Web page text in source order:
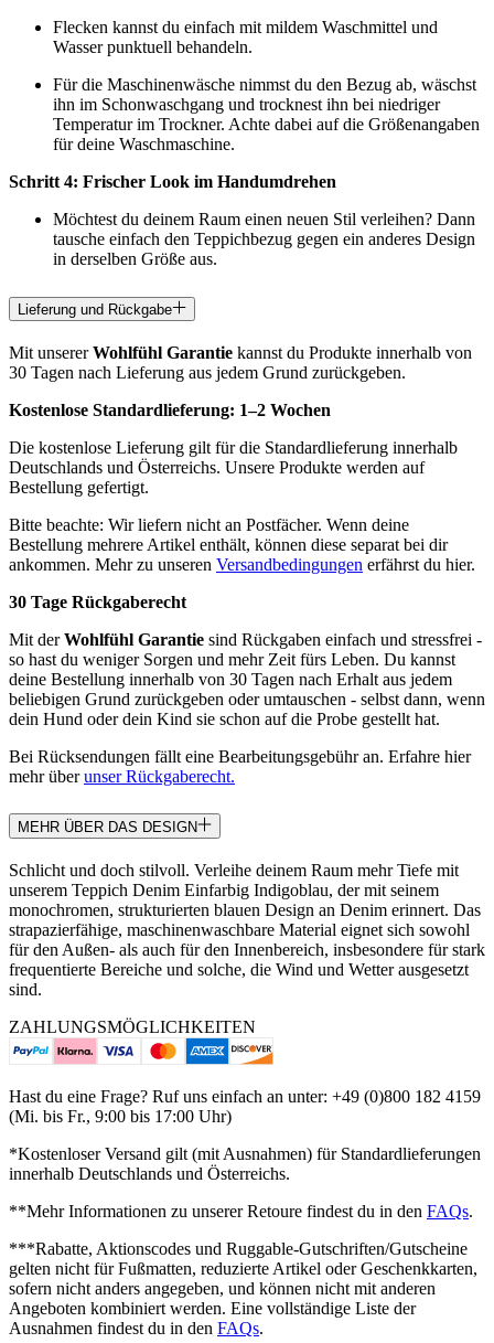
Flecken kannst du einfach mit mildem Waschmittel und
Wasser punktuell behandeln.
Für die Maschinenwäsche nimmst du den Bezug ab, wäschst
ihn im Schonwaschgang und trocknest ihn bei niedriger
Temperatur im Trockner. Achte dabei auf die Größenangaben
für deine Waschmaschine.
Schritt 4: Frischer Look im Handumdrehen
Möchtest du deinem Raum einen neuen Stil verleihen? Dann
tausche einfach den Teppichbezug gegen ein anderes Design
in derselben Größe aus.
Lieferung und Rückgabe
Mit unsererWohlfühl Garantie kannst du Produkte innerhalb von
30 Tagen nach Lieferung aus jedem Grund zurückgeben.
Kostenlose Standardlieferung: 1–2 Wochen
Die kostenlose Lieferung gilt für die Standardlieferung innerhalb
Deutschlands und Österreichs. Unsere Produkte werden auf
Bestellung gefertigt.
Bitte beachte: Wir liefern nicht an Postfächer. Wenn deine
Bestellung mehrere Artikel enthält, können diese separat bei dir
ankommen. Mehr zu unseren Versandbedingungen erfährst du hier.
30 Tage Rückgaberecht
Mit derWohlfühl Garantie sind Rückgaben einfach und stressfrei -
so hast du weniger Sorgen und mehr Zeit fürs Leben. Du kannst
deine Bestellung innerhalb von 30 Tagen nach Erhalt aus jedem
beliebigen Grund zurückgeben oder umtauschen - selbst dann, wenn
dein Hund oder dein Kind sie schon auf die Probe gestellt hat.
Bei Rücksendungen fällt eine Bearbeitungsgebühr an. Erfahre hier
mehr überunser Rückgaberecht.
MEHR ÜBER DAS DESIGN
Schlicht und doch stilvoll. Verleihe deinem Raum mehr Tiefe mit
unserem Teppich Denim Einfarbig Indigoblau, der mit seinem
monochromen, strukturierten blauen Design an Denim erinnert. Das
strapazierfähige, maschinenwaschbare Material eignet sich sowohl
für den Außen- als auch für den Innenbereich, insbesondere für stark
frequentierte Bereiche und solche, die Wind und Wetter ausgesetzt
sind.
ZAHLUNGSMÖGLICHKEITEN
Hast du eine Frage? Ruf uns einfach an unter: +49 (0)800 182 4159
(Mi. bis Fr., 9:00 bis 17:00 Uhr)
*Kostenloser Versand gilt (mit Ausnahmen) für Standardlieferungen
innerhalb Deutschlands und Österreichs.
**Mehr Informationen zu unserer Retoure findest du in den FAQs.
***Rabatte, Aktionscodes und Ruggable-Gutschriften/Gutscheine
gelten nicht für Fußmatten, reduzierte Artikel oder Geschenkkarten,
sofern nicht anders angegeben, und können nicht mit anderen
Angeboten kombiniert werden. Eine vollständige Liste der
Ausnahmen findest du in den FAQs.